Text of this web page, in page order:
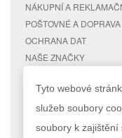
NÁKUPNÍ A
POŠTOVNÉ A DOPRAVA
OCHRANA DAT
NAŠE ZNAČKY
RYCHLÉ ODKAZY
MAPA STRÁNEK
Tyto webové
služeb soubory
soubory k zajištění